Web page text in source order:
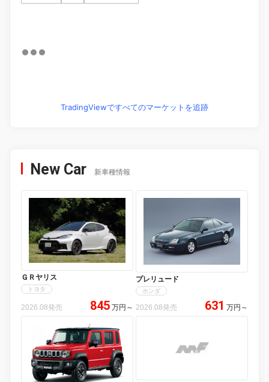
TradingViewですべてのマーケットを追跡
New Car 新車種情報
ＧＲヤリス
トヨタ
2026.08発売 845 万円 ～
プレリュード
ホンダ
2026.08発売 631 万円 ～